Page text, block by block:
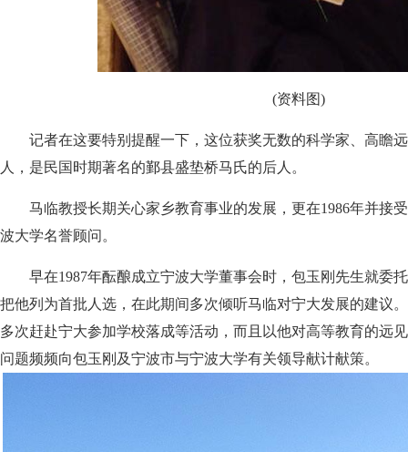
(资料图)
记者在这要特别提醒一下，这位获奖无数的科学家、高瞻远
人，是民国时期著名的鄞县盛垫桥马氏的后人。
马临教授长期关心家乡教育事业的发展，更在1986年并接
波大学名誉顾问。
早在1987年酝酿成立宁波大学董事会时，包玉刚先生就委
把他列为首批人选，在此期间多次倾听马临对宁大发展的建议
多次赶赴宁大参加学校落成等活动，而且以他对高等教育的远
问题频频向包玉刚及宁波市与宁波大学有关领导献计献策。